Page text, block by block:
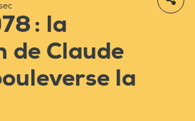
: la
de Claude
la